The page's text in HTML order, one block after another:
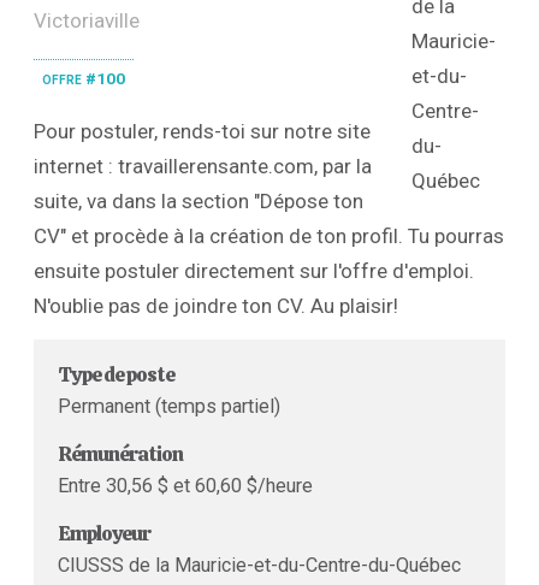
Victoriaville
offre #100
Pour postuler, rends-toi sur notre site
internet : travaillerensante.com, par la
suite, va dans la section "Dépose ton
CV" et procède à la création de ton profil. Tu pourras
ensuite postuler directement sur l'offre d'emploi.
N'oublie pas de joindre ton CV. Au plaisir!
Type de poste
Permanent (temps partiel)
Rémunération
Entre 30,56 $ et 60,60 $/heure
Employeur
CIUSSS de la Mauricie-et-du-Centre-du-Québec